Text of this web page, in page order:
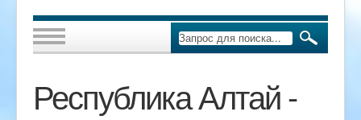
Республика Алтай -